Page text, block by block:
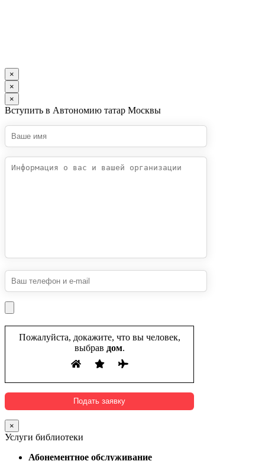
×
×
×
Вступить в Автономию татар Москвы
Пожалуйста, докажите, что вы человек,
выбрав дом.
×
Услуги библиотеки
Абонементное обслуживание